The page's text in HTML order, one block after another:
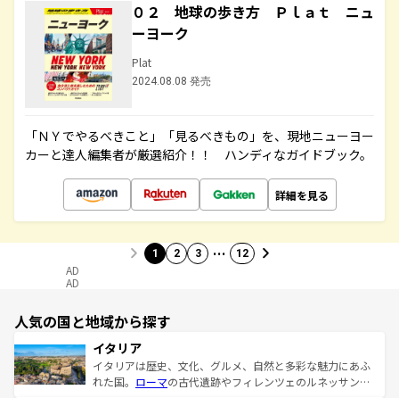
０２ 地球の歩き方 Ｐｌａｔ ニュ
ーヨーク
Plat
2024.08.08 発売
「ＮＹでやるべきこと」「見るべきもの」を、現地ニューヨー
カーと達人編集者が厳選紹介！！ ハンディなガイドブック。
詳細を見る
1 2 3 … 12
AD
AD
人気の国と地域から探す
イタリア
イタリアは歴史、文化、グルメ、自然と多彩な魅力にあふ
れた国。 ローマの古代遺跡やフィレンツェのルネッサンス